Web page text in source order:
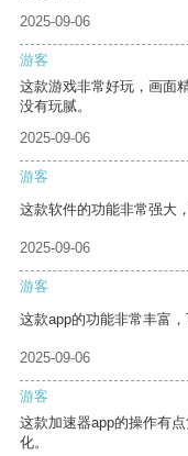
2025-09-06
游客
这款游戏非常好玩，画面
没有玩腻。
2025-09-06
游客
这款软件的功能非常强大
2025-09-06
游客
这款app的功能非常丰富
2025-09-06
游客
这款加速器app的操作有
化。